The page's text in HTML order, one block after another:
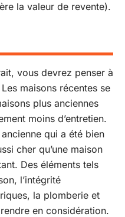
la valeur de revente).
vous devrez penser à
maisons récentes se
plus anciennes
moins d’entretien.
qui a été bien
cher qu’une maison
Des éléments tels
l’intégrité
la plomberie et
en considération.